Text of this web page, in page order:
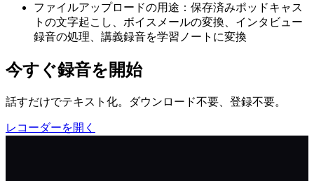
ファイルアップロードの用途：保存済みポッドキャス
トの文字起こし、ボイスメールの変換、インタビュー
録音の処理、講義録音を学習ノートに変換
今すぐ録音を開始
話すだけでテキスト化。ダウンロード不要、登録不要。
レコーダーを開く